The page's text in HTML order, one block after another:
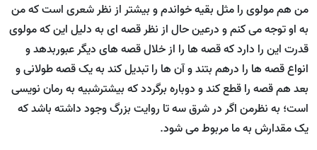
من هم مولوی را مثل بقیه خواندم و بیشتر از نظر شعری است که من
به او توجه می کنم و درعین حال از نظر قصه ای به دلیل این که مولوی
قدرت این را دارد که قصه ها را از خلال قصه های دیگر عبوربدهد و
انواع قصه ها را درهم بتند و آن ها را تبدیل کند به یک قصه طولانی و
بعد هم قصه را قطع کند و دوباره برگردد که بیشترشبیه به رمان نویسی
است؛ به نظرمن اگر در شرق سه تا روایت بزرگ وجود داشته باشد که
یک مقدارش به ما مربوط می شود.